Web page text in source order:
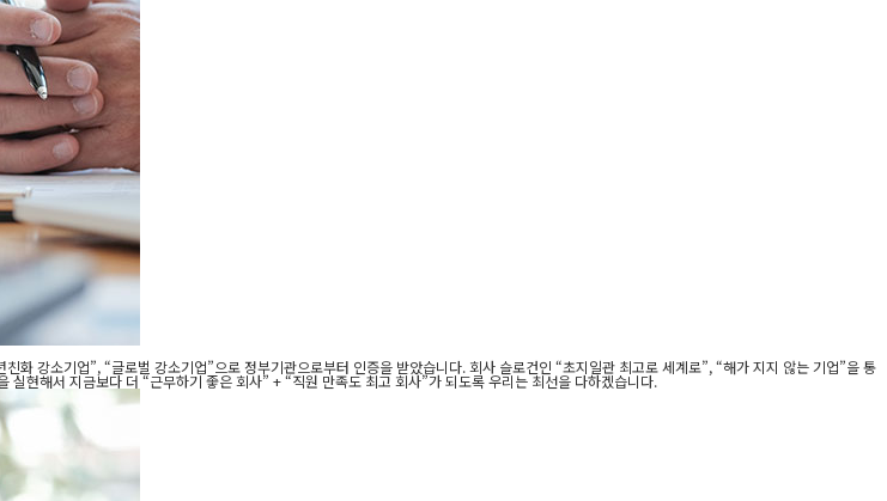
강소기업”, “글로벌 강소기업”으로 정부기관으로부터 인증을 받았습니다. 회사 슬로건인 “초지일관 최고로 세계로”, “해가 지지 않는 기업”을 통
현해서 지금보다 더 “근무하기 좋은 회사” + “직원 만족도 최고 회사”가 되도록 우리는 최선을 다하겠습니다.